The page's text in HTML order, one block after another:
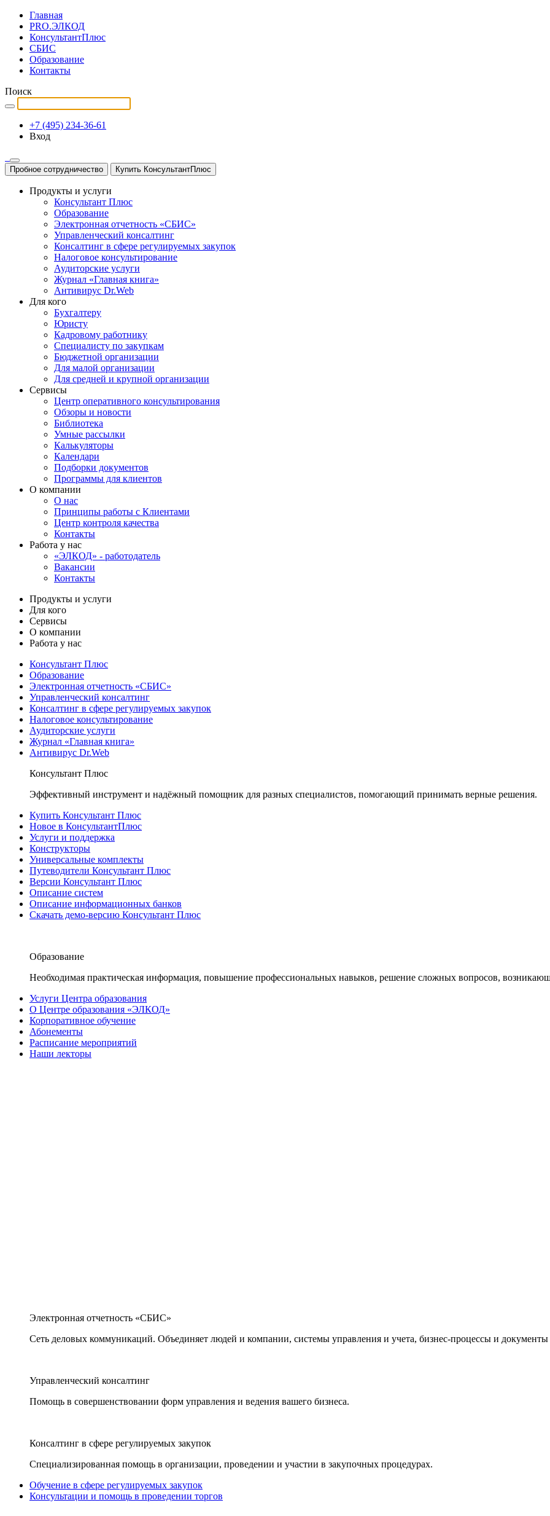
Главная
PRO.ЭЛКОД
КонсультантПлюс
СБИС
Образование
Контакты
Поиск
+7 (495) 234-36-61
Вход
Пробное сотрудничество Купить КонсультантПлюс
Продукты и услуги
Консультант Плюс
Образование
Электронная отчетность «СБИС»
Управленческий консалтинг
Консалтинг в сфере регулируемых закупок
Налоговое консультирование
Аудиторские услуги
Журнал «Главная книга»
Антивирус Dr.Web
Для кого
Бухгалтеру
Юристу
Кадровому работнику
Специалисту по закупкам
Бюджетной организации
Для малой организации
Для средней и крупной организации
Сервисы
Центр оперативного консультирования
Обзоры и новости
Библиотека
Умные рассылки
Калькуляторы
Календари
Подборки документов
Программы для клиентов
О компании
О нас
Принципы работы с Клиентами
Центр контроля качества
Контакты
Работа у нас
«ЭЛКОД» - работодатель
Вакансии
Контакты
Продукты и услуги
Для кого
Сервисы
О компании
Работа у нас
Консультант Плюс
Образование
Электронная отчетность «СБИС»
Управленческий консалтинг
Консалтинг в сфере регулируемых закупок
Налоговое консультирование
Аудиторские услуги
Журнал «Главная книга»
Антивирус Dr.Web
Консультант Плюс
Эффективный инструмент и надёжный помощник для разных специалистов, помогающий принимать верные решения.
Купить Консультант Плюс
Новое в КонсультантПлюс
Услуги и поддержка
Конструкторы
Универсальные комплекты
Путеводители Консультант Плюс
Версии Консультант Плюс
Описание систем
Описание информационных банков
Скачать демо-версию Консультант Плюс
Образование
Необходимая практическая информация, повышение профессиональных навыков, решение сложных вопросов,
Услуги Центра образования
О Центре образования «ЭЛКОД»
Корпоративное обучение
Абонементы
Расписание мероприятий
Наши лекторы
Электронная отчетность «СБИС»
Сеть деловых коммуникаций. Объединяет людей и компании, системы управления и учета, бизнес-процессы и документы
Управленческий консалтинг
Помощь в совершенствовании форм управления и ведения вашего бизнеса.
Консалтинг в сфере регулируемых закупок
Специализированная помощь в организации, проведении и участии в закупочных процедурах.
Обучение в сфере регулируемых закупок
Консультации и помощь в проведении торгов